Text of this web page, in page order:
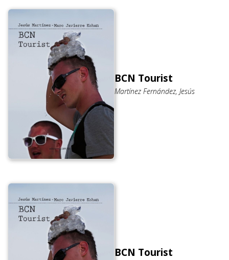
BCN Tourist
Martínez Fernández, Jesús
BCN Tourist